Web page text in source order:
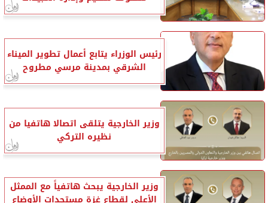
رئيس الوزراء يتابع أعمال تطوير الميناء
الشرقي بمدينة مرسي مطروح
وزير الخارجية يتلقى اتصالا هاتفيا من
نظيره التركي
وزير الخارجية يبحث هاتفياً مع الممثل
الأعلى لقطاع غزة مستجدات الأوضاع